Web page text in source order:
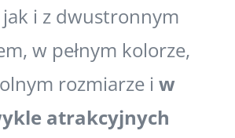
i z dwustronnym
w pełnym kolorze,
rozmiarze iw
atrakcyjnych